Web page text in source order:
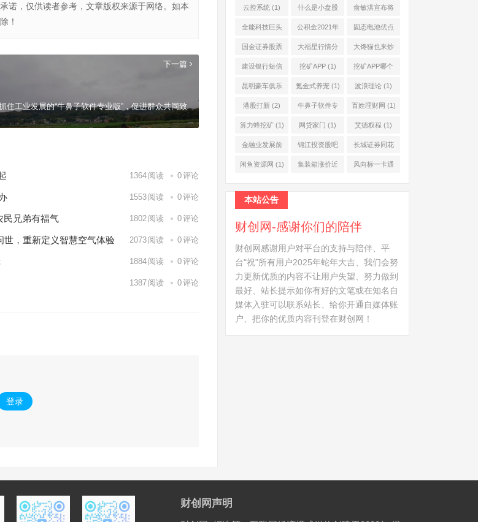
诺，仅供读者参考，文章版权来源于网络。如本
！
下一篇
住工业发展的“牛鼻子软件专业版”，促进群众共同致
1364 阅读 0评论
1553 阅读 0评论
民兄弟有福气 1802 阅读 0评论
世，重新定义智慧空气体验 2073 阅读 0评论
1884 阅读 0评论
1387 阅读 0评论
登录 。
公司(1) 网(1)
云控系统 (1) 什么是小盘股
(2)
俞敏洪宣布将
退休(1)
全能科技巨头
(1)
公积金2021年
起不允许提取
固态电池优点
(1)
国金证券股票
(2)
大福星行情分
析系统(1)
大馋猫也来炒
股票(1)
建设银行短信
服务费(1)
挖矿APP(1) 挖矿APP哪个
靠谱(1)
昆明豪车俱乐
部(1)
氪金式养宠(1) 波浪理论 (1)
港股打新 (2) 牛鼻子软件专
业版(1)
百姓理财网 (1)
算力蜂挖矿(1) 网贷家门 (1) 艾德权程 (1)
金融业发展前
景(1)
锦江投资股吧
(1)
长城证券同花
顺(1)
闲鱼资源网 (1) 集装箱涨价近 风向标一卡通
本站公告
财创网-感谢你们的陪伴
财创网感谢用户对平台的支持与陪伴、平
台"祝"所有用户2025年蛇年大吉、我们会努
力更新优质的内容不让用户失望、努力做到
最好、站长提示如你有好的文笔或在知名自
媒体入驻可以联系站长、给你开通自媒体账
户、把你的优质内容刊登在财创网！
财创网声明